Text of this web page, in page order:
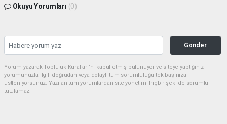
Okuyu Yorumları (0)
Gonder
Yorum yazarak Topluluk Kuralları’nı kabul etmiş bulunuyor ve siteye yaptığınız
yorumunuzla ilgili doğrudan veya dolaylı tüm sorumluluğu tek başınıza
üstleniyorsunuz. Yazılan tüm yorumlardan site yönetimi hiçbir şekilde sorumlu
tutulamaz.